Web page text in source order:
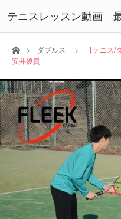
テニスレッスン動画
ホームダブルス
【テニス/
安井優貴